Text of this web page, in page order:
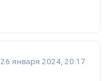
26 января 2024, 20:17